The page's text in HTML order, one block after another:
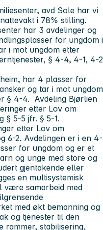
avd Sole har vi
i 78% stilling.
har 3 avdelinger og
for ungdom i
i mot ungdom etter
§ 4-4, 4-1, 4-2
har 4 plasser for
og tar i mot ungdom
§ 4-4. Avdeling Bjørlien
etter Lov om
§ 5-5 jfr. § 5-1.
etter Lov om
6-2. Avdelingen er i en 4-
for ungdom og er et
og unge med store og
gjentakende eller
en multisystemisk
være samarbeid med
med økt bemanning og
og tjenester til den
rammer, stabilisering,